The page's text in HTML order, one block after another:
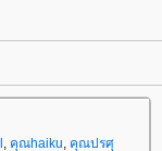
, คุณhaiku, คุณปรศุ